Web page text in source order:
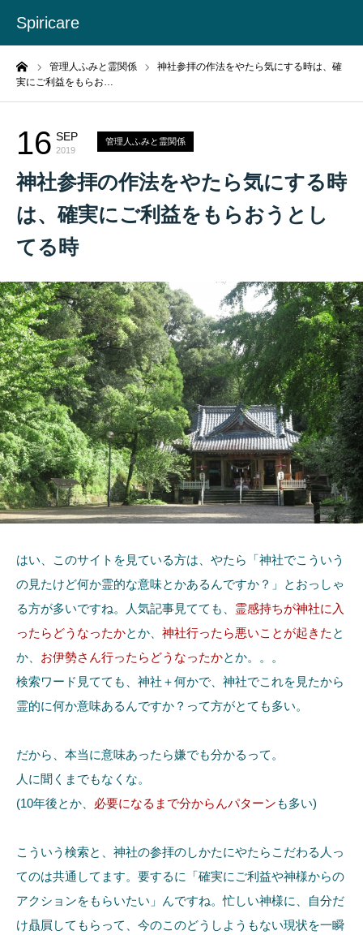
Spiricare
管理人ふみと霊関係
神社参拝の作法をやたら気にする時は、確
実にご利益をもらお…
16 SEP
2019
管理人ふみと霊関係
神社参拝の作法をやたら気にする時
は、確実にご利益をもらおうとし
てる時
はい、このサイトを見ている方は、やたら「神社でこういう
の見たけど何か霊的な意味とかあるんですか？」とおっしゃ
る方が多いですね。人気記事見てても、 霊感持ちが神社に入
ったらどうなったかとか、 神社行ったら悪いことが起きた と
か、 お伊勢さん行ったらどうなったかとか。。。
検索ワード見てても、神社＋何かで、神社でこれを見たから
霊的に何か意味あるんですか？って方がとても多い。
だから、本当に意味あったら嫌でも分かるって。
人に聞くまでもなくな。
(10年後とか、 必要になるまで分からんパターンも多い)
こういう検索と、神社の参拝のしかたにやたらこだわる人っ
てのは共通してます。要するに「確実にご利益や神様からの
アクションをもらいたい」んですね。忙しい神様に、自分だ
け贔屓してもらって、今のこのどうしようもない現状を一瞬